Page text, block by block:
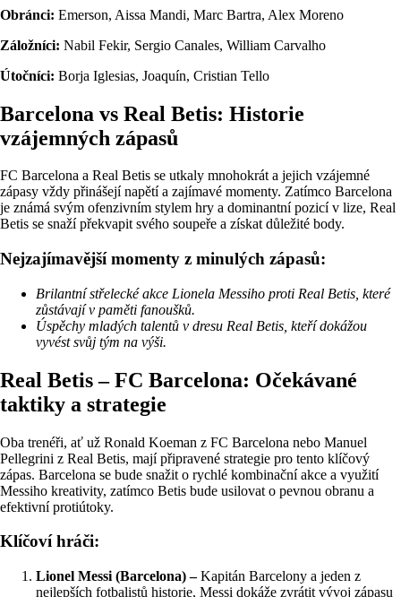
Obránci: Emerson, Aissa Mandi, Marc Bartra, Alex Moreno
Záložníci: Nabil Fekir, Sergio Canales, William Carvalho
Útočníci: Borja Iglesias, Joaquín, Cristian Tello
Barcelona vs Real Betis: Historie
vzájemných zápasů
FC Barcelona a Real Betis se utkaly mnohokrát a jejich vzájemné
zápasy vždy přinášejí napětí a zajímavé momenty. Zatímco Barcelona
je známá svým ofenzivním stylem hry a dominantní pozicí v lize, Real
Betis se snaží překvapit svého soupeře a získat důležité body.
Nejzajímavější momenty z minulých zápasů:
Brilantní střelecké akce Lionela Messiho proti Real Betis, které
zůstávají v paměti fanoušků.
Úspěchy mladých talentů v dresu Real Betis, kteří dokážou
vyvést svůj tým na výši.
Real Betis – FC Barcelona: Očekávané
taktiky a strategie
Oba trenéři, ať už Ronald Koeman z FC Barcelona nebo Manuel
Pellegrini z Real Betis, mají připravené strategie pro tento klíčový
zápas. Barcelona se bude snažit o rychlé kombinační akce a využití
Messiho kreativity, zatímco Betis bude usilovat o pevnou obranu a
efektivní protiútoky.
Klíčoví hráči:
Lionel Messi (Barcelona) –Kapitán Barcelony a jeden z
nejlepších fotbalistů historie, Messi dokáže zvrátit vývoj zápasu